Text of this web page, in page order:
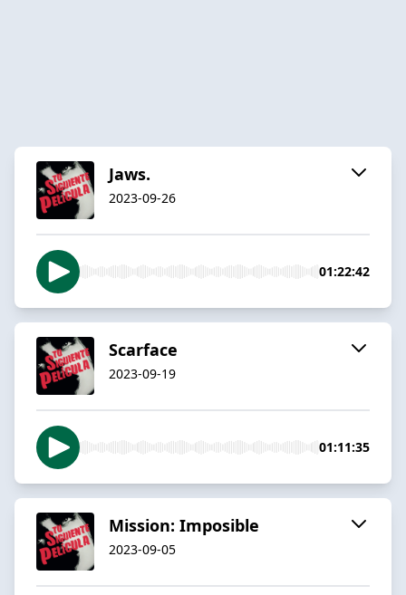
Jaws.
2023-09-26
01:22:42
Scarface
2023-09-19
01:11:35
Mission: Imposible
2023-09-05